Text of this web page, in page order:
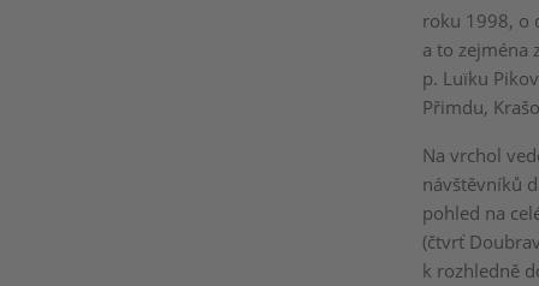
roku 1998, o
a to zejména
p. Luïku
Přimdu,
Na vrchol
návštěvníků
pohled na
(čtvrť
k rozhledně